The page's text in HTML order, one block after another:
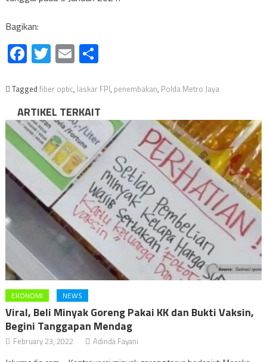
Bagikan:
Facebook
Twitter
EmailShare
Tagged fiber optic, laskar FPI, penembakan, Polda Metro Jaya
ARTIKEL TERKAIT
EKONOMI NEWS
Viral, Beli Minyak Goreng Pakai KK dan Bukti Vaksin,
Begini Tanggapan Mendag
February 23, 2022 Adinda Fayani